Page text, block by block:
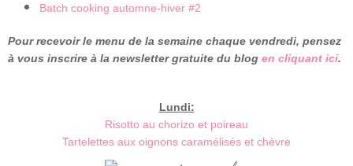
Batch cooking automne-hiver #2
Pour recevoir le menu de la semaine chaque vendredi, pensez
à vous inscrire à la newsletter gratuite du blog en cliquant ici.
Lundi:
Risotto au chorizo et poireau
Tartelettes aux oignons caramélisés et chèvre